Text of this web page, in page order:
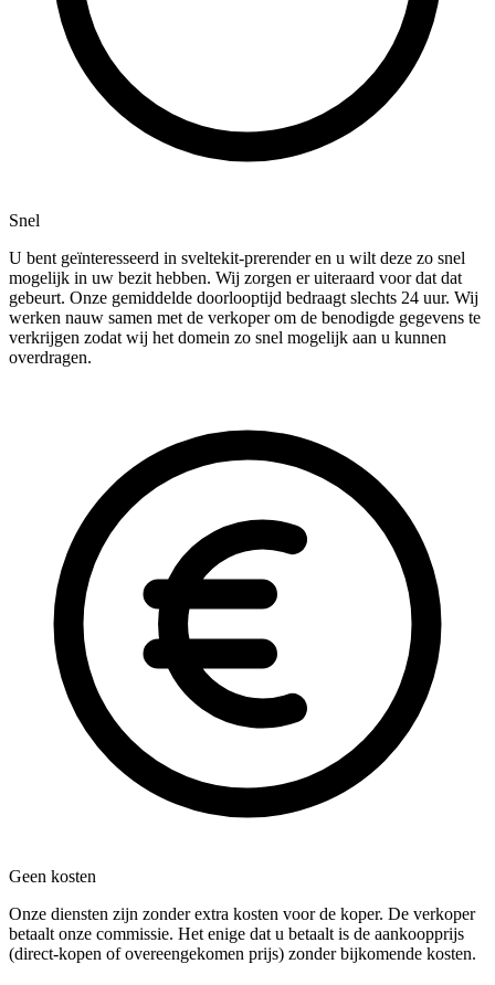
Snel
U bent geïnteresseerd in sveltekit-prerender en u wilt deze zo snel
mogelijk in uw bezit hebben. Wij zorgen er uiteraard voor dat dat
gebeurt. Onze gemiddelde doorlooptijd bedraagt slechts 24 uur. Wij
werken nauw samen met de verkoper om de benodigde gegevens te
verkrijgen zodat wij het domein zo snel mogelijk aan u kunnen
overdragen.
Geen kosten
Onze diensten zijn zonder extra kosten voor de koper. De verkoper
betaalt onze commissie. Het enige dat u betaalt is de aankoopprijs
(direct-kopen of overeengekomen prijs) zonder bijkomende kosten.